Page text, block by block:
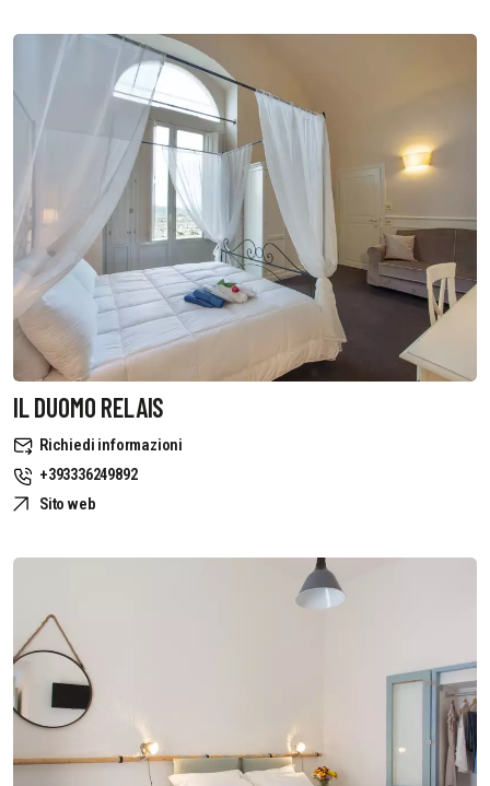
IL DUOMO RELAIS
Richiedi informazioni
+393336249892
Sito web